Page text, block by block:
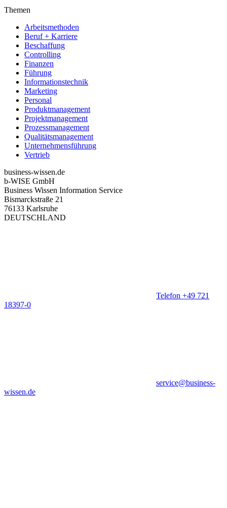
Themen
Arbeitsmethoden
Beruf + Karriere
Beschaffung
Controlling
Finanzen
Führung
Informationstechnik
Marketing
Personal
Produktmanagement
Projektmanagement
Prozessmanagement
Qualitätsmanagement
Unternehmensführung
Vertrieb
business-wissen.de
b-WISE GmbH
Business Wissen Information Service
Bismarckstraße 21
76133 Karlsruhe
DEUTSCHLAND
Telefon +49 721
18397-0
service@business-
wissen.de